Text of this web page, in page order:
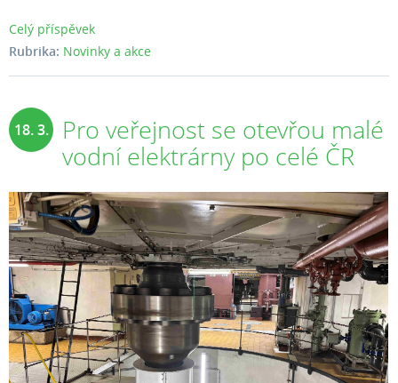
Celý příspěvek
Rubrika: Novinky a akce
18. 3.
Pro veřejnost se otevřou malé
vodní elektrárny po celé ČR